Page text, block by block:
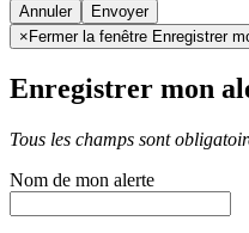
Annuler
× Fermer la fenêtre Enregistrer
Enregistrer mon
Tous les champs sont
Nom de mon alerte